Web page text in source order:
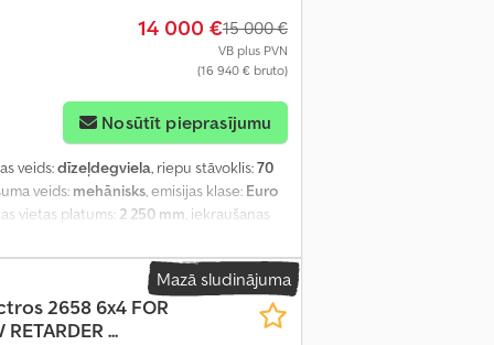
14 000 €15 000 €
VB plus PVN
(16 940 € bruto)
Nosūtīt pieprasījumu
veids:dīzeļdegviela, riepu stāvoklis:70
veids: mehānisks, emisijas klase: Euro
vietas platums: 2 250 mm, iekraušanas
borts, stūres pastiprinātājs,
Mazā sludinājuma
2658 6x4 FOR
...